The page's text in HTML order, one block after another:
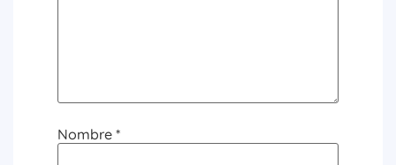
Nombre *